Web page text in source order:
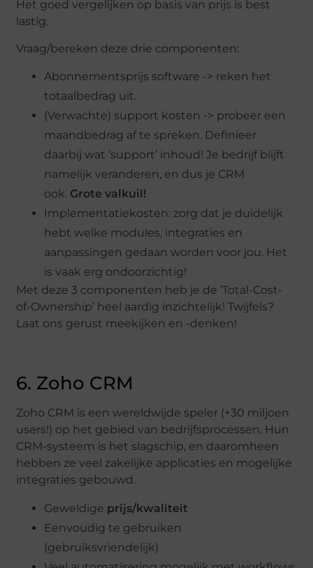
Het goed vergelijken op basis van prijs is best
lastig.
Vraag/bereken deze drie componenten:
Abonnementsprijs software -> reken het
totaalbedrag uit.
(Verwachte) support kosten -> probeer een
maandbedrag af te spreken. Definieer
daarbij wat ‘support’ inhoud! Je bedrijf blijft
namelijk veranderen, en dus je CRM
ook. Grote valkuil!
Implementatiekosten: zorg dat je duidelijk
hebt welke modules, integraties en
aanpassingen gedaan worden voor jou. Het
is vaak erg ondoorzichtig!
Met deze 3 componenten heb je de ‘Total-Cost-
of-Ownership’ heel aardig inzichtelijk! Twijfels?
Laat ons gerust meekijken en -denken!
6. Zoho CRM
Zoho CRM is een wereldwijde speler (+30 miljoen
users!) op het gebied van bedrijfsprocessen. Hun
CRM-systeem is het slagschip, en daaromheen
hebben ze veel zakelijke applicaties en mogelijke
integraties gebouwd.
Geweldige prijs/kwaliteit
Eenvoudig te gebruiken
(gebruiksvriendelijk)